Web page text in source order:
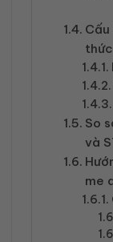
So
và
me